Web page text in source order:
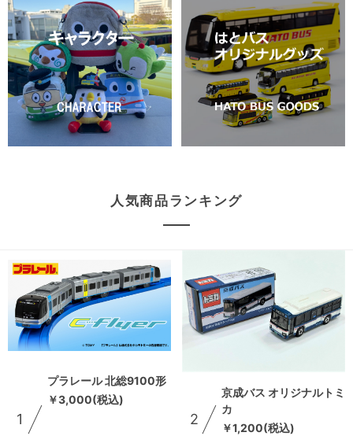
人気商品ランキング
1
プラレール 北総9100形
￥3,000(税込)
2
京成バス オリジナルトミ
カ
￥1,200(税込)